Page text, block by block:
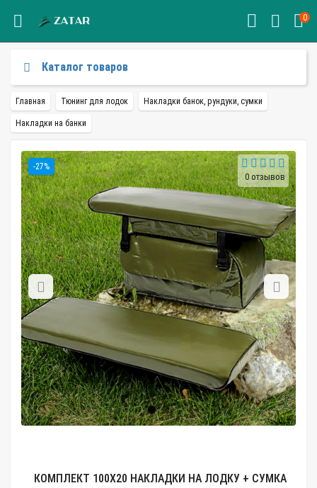
0
Каталог товаров
Главная Тюнинг для лодок Накладки банок, рундуки, сумки
Накладки на банки
-27%
0 отзывов
КОМПЛЕКТ 100Х20 НАКЛАДКИ НА ЛОДКУ + СУМКА